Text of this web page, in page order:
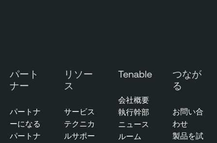
s
パート
ナー
パートナ
ーになる
パートナ
リソー
ス
サービス
テクニカ
ルサポー
Tenable
会社概要
執行幹部
ニュース
ルーム
つなが
る
お問い合
わせ
製品を試